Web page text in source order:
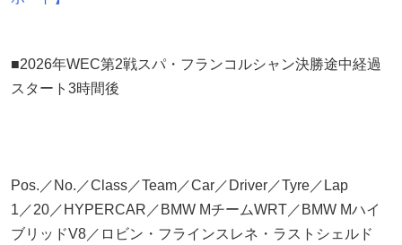
■2026年WEC第2戦スパ・フランコルシャン決勝途中経過
スタート3時間後
Pos.／No.／Class／Team／Car／Driver／Tyre／Lap
1／20／HYPERCAR／BMW MチームWRT／BMW Mハイ
ブリッドV8／ロビン・フラインスレネ・ラストシェルド